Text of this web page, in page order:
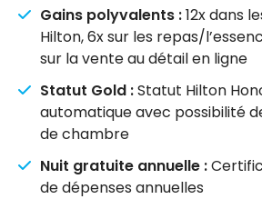
Gains polyvalents :12x dans
Hilton, 6x sur les repas/
sur la vente au détail en ligne
Statut Gold :Statut Hilton
automatique avec possibilité
de chambre
Nuit gratuite annuelle :
de dépenses annuelles